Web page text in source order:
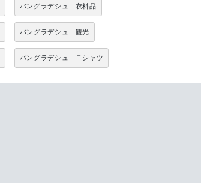
バングラデシュ 衣料品
バングラデシュ 観光
バングラデシュ Ｔシャツ